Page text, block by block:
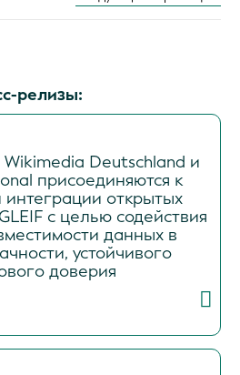
релизы:
Wikimedia Deutschland и
присоединяются к
открытых
с целью содействия
данных в
устойчивого
доверия